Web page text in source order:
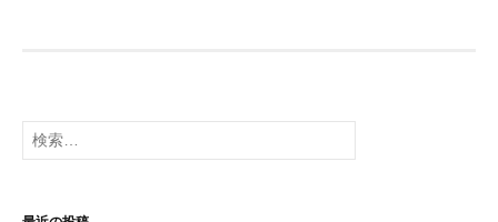
ー
検
索: